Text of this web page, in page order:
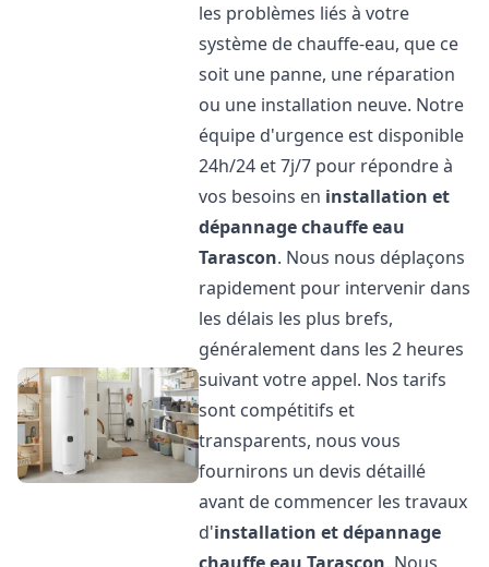
les problèmes liés à votre
système de chauffe-eau, que ce
soit une panne, une réparation
ou une installation neuve. Notre
équipe d'urgence est disponible
24h/24 et 7j/7 pour répondre à
vos besoins en installation et
dépannage chauffe eau
Tarascon. Nous nous déplaçons
rapidement pour intervenir dans
les délais les plus brefs,
généralement dans les 2 heures
suivant votre appel. Nos tarifs
sont compétitifs et
transparents, nous vous
fournirons un devis détaillé
avant de commencer les travaux
d'installation et dépannage